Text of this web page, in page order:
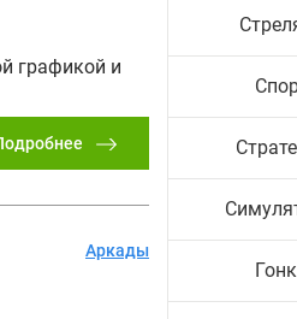
графикой и
Аркады